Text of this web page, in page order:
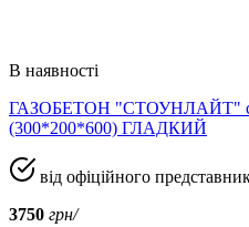
В наявності
ГАЗОБЕТОН "СТОУНЛАЙТ"
(300*200*600) ГЛАДКИЙ
від офіційного
3750 грн/